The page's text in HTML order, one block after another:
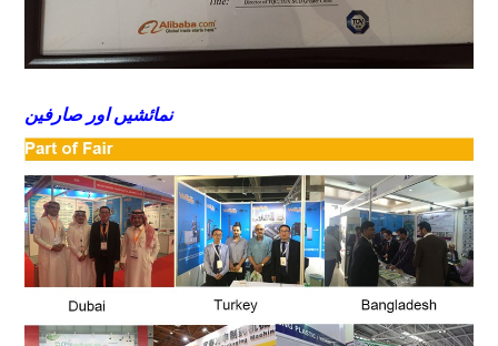
نمائشیں اور صارفین